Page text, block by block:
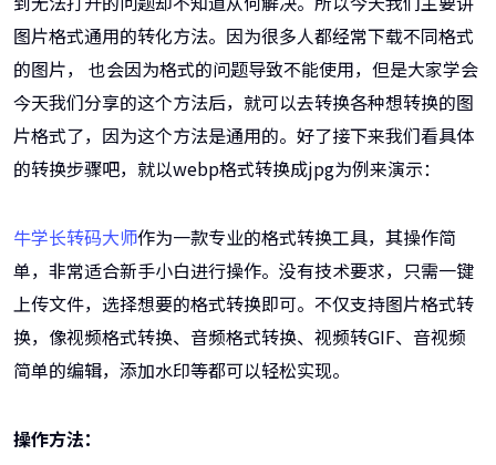
图片格式通用的转化方法。因为很多人都经常下载不同格式
的图片， 也会因为格式的问题导致不能使用，但是大家学会
今天我们分享的这个方法后，就可以去转换各种想转换的图
片格式了，因为这个方法是通用的。好了接下来我们看具体
的转换步骤吧，就以webp格式转换成jpg为例来演示：
牛学长转码大师作为一款专业的格式转换工具，其操作简
单，非常适合新手小白进行操作。没有技术要求，只需一键
上传文件，选择想要的格式转换即可。不仅支持图片格式转
换，像视频格式转换、音频格式转换、视频转GIF、音视频
简单的编辑，添加水印等都可以轻松实现。
操作方法：